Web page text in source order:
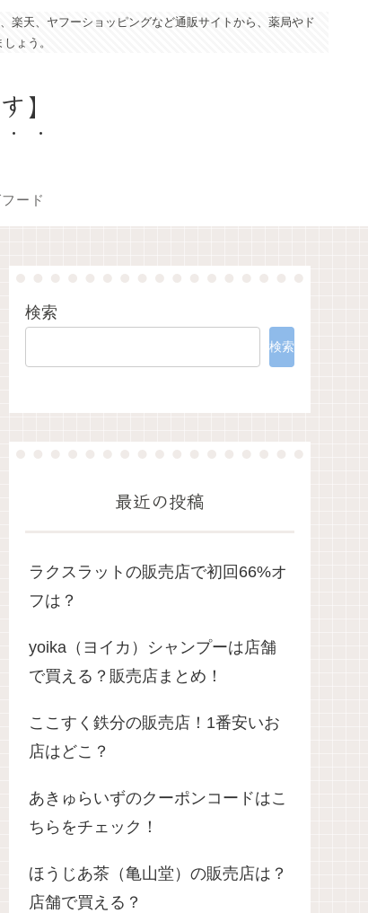
楽天、ヤフーショッピングなど通販サイトから、薬局やド
ょう。
】
フード
検索
検索
最近の投稿
ラクスラットの販売店で初回66%オ
フは？
yoika（ヨイカ）シャンプーは店舗
で買える？販売店まとめ！
ここすく鉄分の販売店！1番安いお
店はどこ？
あきゅらいずのクーポンコードはこ
ちらをチェック！
ほうじあ茶（亀山堂）の販売店は？
店舗で買える？